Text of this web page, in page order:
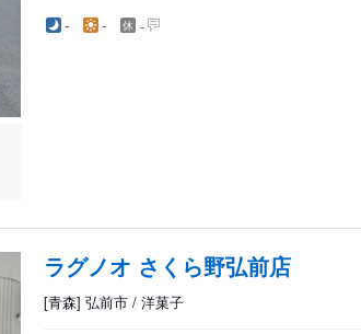
- - -
ラグノオ さくら野弘前店
[青森] 弘前市 / 洋菓子